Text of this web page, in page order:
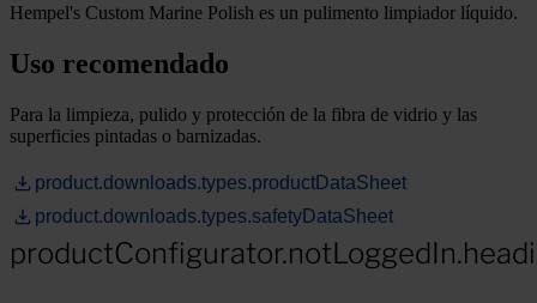
Hempel's Custom Marine Polish es un pulimento limpiador líquido.
Uso recomendado
Para la limpieza, pulido y protección de la fibra de vidrio y las
superficies pintadas o barnizadas.
product.downloads.types.productDataSheet
product.downloads.types.safetyDataSheet